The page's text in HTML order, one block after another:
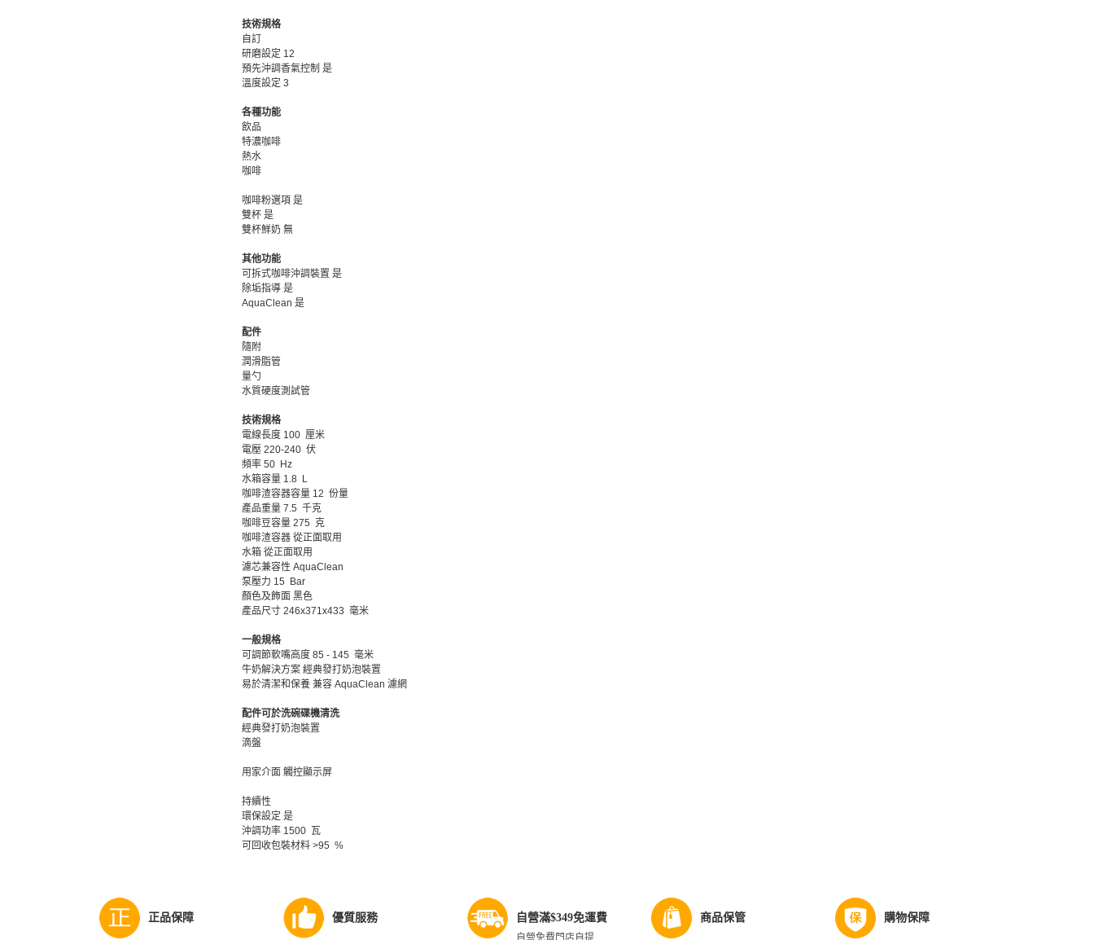
技術規格
自訂
研磨設定 12
預先沖調香氣控制 是
溫度設定 3
各種功能
飲品
特濃咖啡
熱水
咖啡
咖啡粉選項 是
雙杯 是
雙杯鮮奶 無
其他功能
可拆式咖啡沖調裝置 是
除垢指導 是
AquaClean 是
配件
隨附
潤滑脂管
量勺
水質硬度測試管
技術規格
電線長度 100 厘米
電壓 220-240 伏
頻率 50 Hz
水箱容量 1.8 L
咖啡渣容器容量 12 份量
產品重量 7.5 千克
咖啡豆容量 275 克
咖啡渣容器 從正面取用
水箱 從正面取用
濾芯兼容性 AquaClean
泵壓力 15 Bar
顏色及飾面 黑色
產品尺寸 246x371x433 毫米
一般規格
可調節軟嘴高度 85 - 145 毫米
牛奶解決方案 經典發打奶泡裝置
易於清潔和保養 兼容 AquaClean 濾網
配件可於洗碗碟機清洗
經典發打奶泡裝置
滴盤
用家介面 觸控顯示屏
持續性
環保設定 是
沖調功率 1500 瓦
可回收包裝材料 >95 %
正品保障 優質服務 自營滿$349免運費
自營免費門店自提
商品保管 購物保障